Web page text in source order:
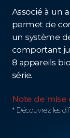
Associé à un
permet de
un système
comportant
8 appareils
série.
Note de mise
* Découvrez les